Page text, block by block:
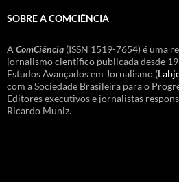
SOBRE A COMCIÊNCIA
A ComCiência (ISSN 1519-7654) é uma
jornalismo científico publicada desde
Estudos Avançados em Jornalismo (
com a Sociedade Brasileira para o
Editores executivos e jornalistas
Ricardo Muniz.